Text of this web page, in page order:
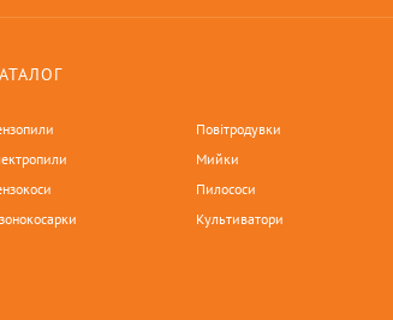
Повітродувки
Мийки
Пилососи
Культиватори